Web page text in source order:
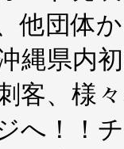
他団体
縄県内
客、様
へ！！